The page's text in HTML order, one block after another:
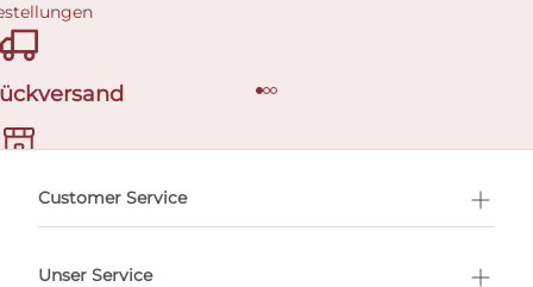
buchen
Customer Service
Unser Service